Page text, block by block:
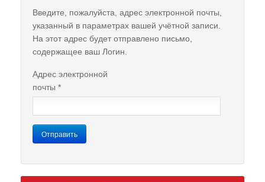
Студия "ПК"
Представители
Введите, пожалуйста, адрес электронной почты,
указанный в параметрах вашей учётной записи.
На этот адрес будет отправлено письмо,
содержащее ваш Логин.
Адрес электронной
почты *
Отправить